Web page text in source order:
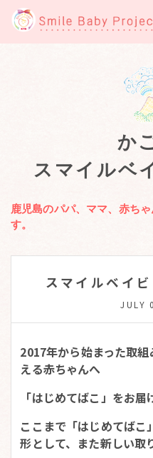
か
スマイルベ
鹿児島のパパ、ママ、赤ち
す。
スマイルベイ
JULY
2017年から始まった取
える赤ちゃんへ
「はじめてばこ」をお届
ここまで「はじめてばこ
形として、また新しい取